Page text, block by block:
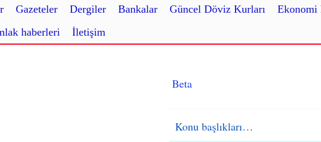
Gazeteler Dergiler Bankalar Güncel Döviz Kurları
Ekonomi
haberleri İletişim
Beta
Konu başlıkları…